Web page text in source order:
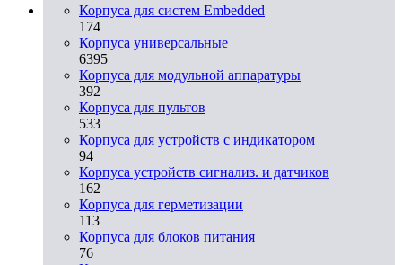
Корпуса для систем Embedded
174
Корпуса универсальные
6395
Корпуса для модульной аппаратуры
392
Корпуса для пультов
533
Корпуса для устройств с индикатором
94
Корпуса устройств сигнализ. и датчиков
162
Корпуса для герметизации
113
Корпуса для блоков питания
76